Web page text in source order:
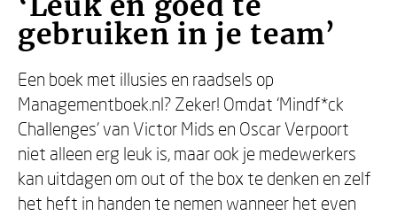
gebruiken in je team’
Een boek met illusies en raadsels op
Managementboek.nl? Zeker! Omdat ‘Mindf*ck
Challenges’ van Victor Mids en Oscar Verpoort
niet alleen erg leuk is, maar ook je medewerkers
kan uitdagen om out of the box te denken en zelf
het heft in handen te nemen wanneer het even